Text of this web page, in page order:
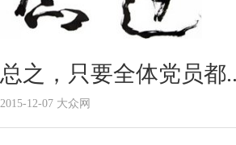
总之，只要全体党员都
2015-12-07 大众网